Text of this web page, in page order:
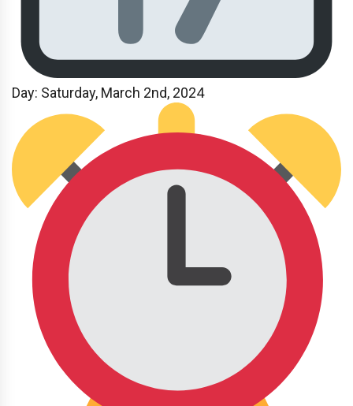
Day: Saturday, March 2nd, 2024